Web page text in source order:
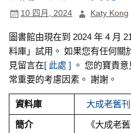
10 四月, 2024 Katy Kong
圖書館由現在到 2024 年 4 月
料庫」試用。 如果您有任何關
見留言在[ 此處 ] 。 您的寶貴
常重要的考慮因素。 謝謝。
資料庫 大成老舊
簡介
《大成老